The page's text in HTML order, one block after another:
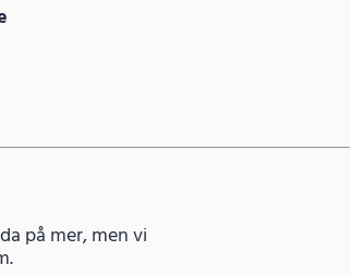
på mer, men vi